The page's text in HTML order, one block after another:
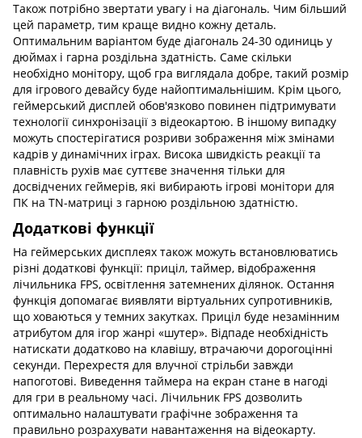
Також потрібно звертати увагу і на діагональ. Чим більший
цей параметр, тим краще видно кожну деталь.
Оптимальним варіантом буде діагональ 24-30 одиниць у
дюймах і гарна роздільна здатність. Саме скільки
необхідно монітору, щоб гра виглядала добре, такий розмір
для ігрового девайсу буде найоптимальнішим. Крім цього,
геймерський дисплей обов'язково повинен підтримувати
технології синхронізації з відеокартою. В іншому випадку
можуть спостерігатися розриви зображення між змінами
кадрів у динамічних іграх. Висока швидкість реакції та
плавність рухів має суттєве значення тільки для
досвідчених геймерів, які вибирають ігрові монітори для
ПК на TN-матриці з гарною роздільною здатністю.
Додаткові функції
На геймерських дисплеях також можуть встановлюватись
різні додаткові функції: приціл, таймер, відображення
лічильника FPS, освітлення затемнених ділянок. Остання
функція допомагає виявляти віртуальних супротивників,
що ховаються у темних закутках. Приціл буде незамінним
атрибутом для ігор жанрі «шутер». Відпаде необхідність
натискати додатково на клавішу, втрачаючи дорогоцінні
секунди. Перехрестя для влучної стрільби завжди
напоготові. Виведення таймера на екран стане в нагоді
для гри в реальному часі. Лічильник FPS дозволить
оптимально налаштувати графічне зображення та
правильно розрахувати навантаження на відеокарту.